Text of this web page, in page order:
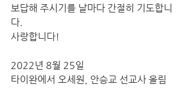
보답해 주시기를 날마다 간절히 기도합니
다.
사랑합니다!
2022년 8월 25일
타이완에서 오세원, 안승교 선교사 올림